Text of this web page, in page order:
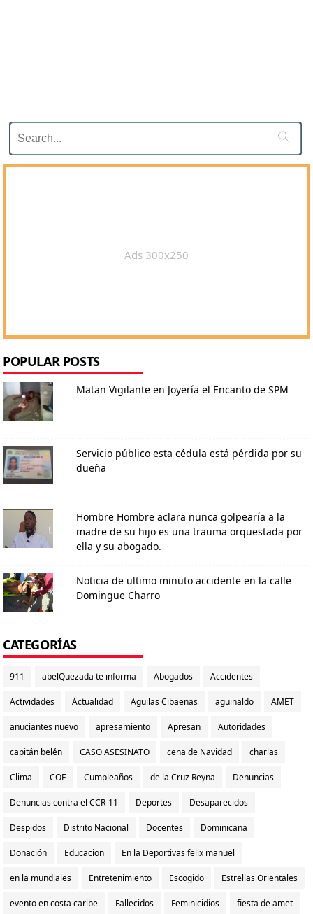

Ads 300x250
POPULAR POSTS
Matan Vigilante en Joyería el Encanto de SPM
Servicio público esta cédula está pérdida por su
dueña
Hombre Hombre aclara nunca golpearía a la
madre de su hijo es una trauma orquestada por
ella y su abogado.
Noticia de ultimo minuto accidente en la calle
Domingue Charro
CATEGORÍAS
911 abelQuezada te informa Abogados Accidentes
Actividades Actualidad Aguilas Cibaenas aguinaldo AMET
anuciantes nuevo apresamiento Apresan Autoridades
capitán belén CASO ASESINATO cena de Navidad charlas
Clima COE Cumpleaños de la Cruz Reyna Denuncias
Denuncias contra el CCR-11 Deportes Desaparecidos
Despidos Distrito Nacional Docentes Dominicana
Donación Educacion En la Deportivas felix manuel
en la mundiales Entretenimiento Escogido Estrellas Orientales
evento en costa caribe Fallecidos Feminicidios fiesta de amet